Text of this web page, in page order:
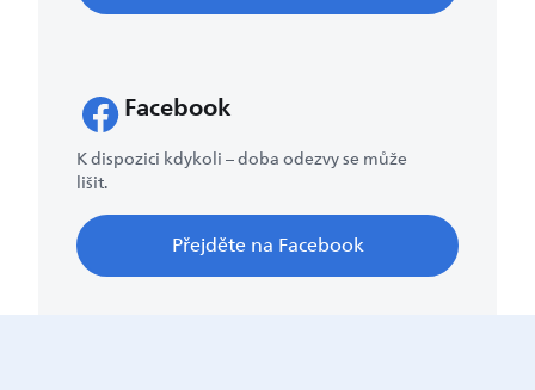
Facebook
K dispozici kdykoli – doba odezvy se může
lišit.
Přejděte na Facebook